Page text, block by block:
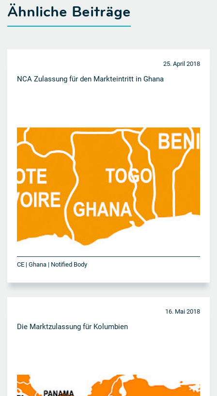
Ähnliche Beiträge
25. April 2018
NCA Zulassung für den Markteintritt in Ghana
CE | Ghana | Notified Body
16. Mai 2018
Die Marktzulassung für Kolumbien